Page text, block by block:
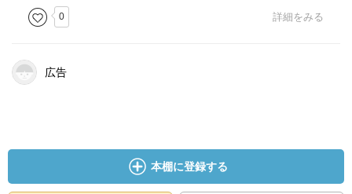
0 詳細をみる
広告
本棚に登録する